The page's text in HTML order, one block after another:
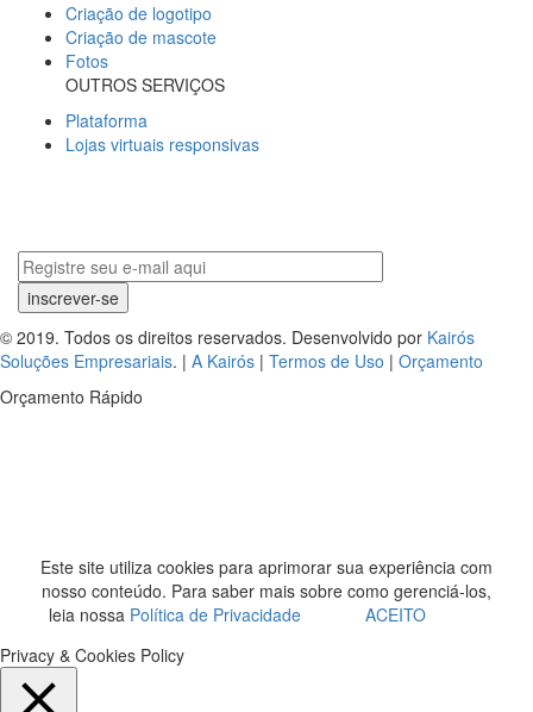
Criação de logotipo
Criação de mascote
Fotos
OUTROS SERVIÇOS
Plataforma
Lojas virtuais responsivas
© 2019. Todos os direitos reservados. Desenvolvido por Kairós
Soluções Empresariais. | A Kairós | Termos de Uso | Orçamento
Orçamento Rápido
Este site utiliza cookies para aprimorar sua experiência com
nosso conteúdo. Para saber mais sobre como gerenciá-los,
leia nossa Política de Privacidade
ACEITO
Privacy & Cookies Policy